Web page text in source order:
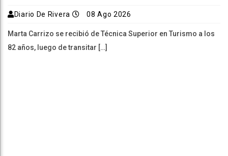
Diario De Rivera 08 Ago 2026
Marta Carrizo se recibió de Técnica Superior en Turismo a los
82 años, luego de transitar […]